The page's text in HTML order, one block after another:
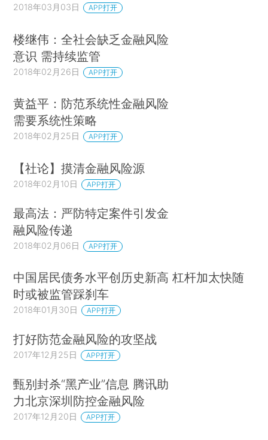
2018年03月03日 APP打开
楼继伟：全社会缺乏金融风险
意识 需持续监管
2018年02月26日 APP打开
黄益平：防范系统性金融风险
需要系统性策略
2018年02月25日 APP打开
【社论】摸清金融风险源
2018年02月10日 APP打开
最高法：严防特定案件引发金
融风险传递
2018年02月06日 APP打开
中国居民债务水平创历史新高 杠杆加太快随
时或被监管踩刹车
2018年01月30日 APP打开
打好防范金融风险的攻坚战
2017年12月25日 APP打开
甄别封杀“黑产业”信息 腾讯助
力北京深圳防控金融风险
2017年12月20日 APP打开